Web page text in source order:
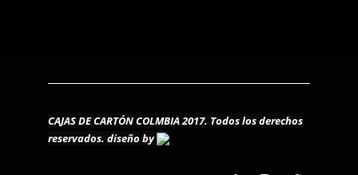
CAJAS DE CARTÓN COLMBIA 2017. Todos los derechos
reservados. diseño by